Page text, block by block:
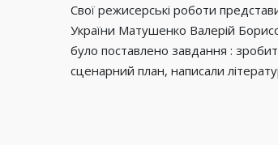
Свої режисерські роботи
України Матушенко Валерій
було поставлено завдання :
сценарний план, написали